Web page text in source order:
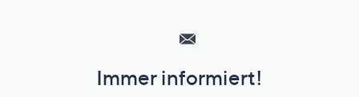
Unternehmensinformationen
Immer informiert!